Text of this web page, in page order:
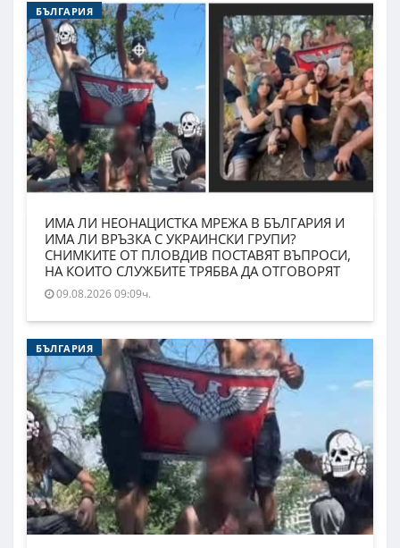
БЪЛГАРИЯ
ИМА ЛИ НЕОНАЦИСТКА МРЕЖА В БЪЛГАРИЯ И
ИМА ЛИ ВРЪЗКА С УКРАИНСКИ ГРУПИ?
СНИМКИТЕ ОТ ПЛОВДИВ ПОСТАВЯТ ВЪПРОСИ,
НА КОИТО СЛУЖБИТЕ ТРЯБВА ДА ОТГОВОРЯТ
09.08.2026 09:09ч.
БЪЛГАРИЯ